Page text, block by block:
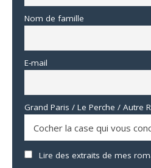
Nom de famille
E-mail
Grand Paris / Le Perche / Autre
Lire des extraits de mes